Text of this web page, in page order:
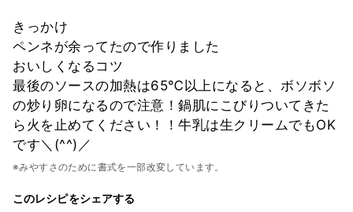
きっかけ
ペンネが余ってたので作りました
おいしくなるコツ
最後のソースの加熱は65℃以上になると、ボソボソ
の炒り卵になるので注意！鍋肌にこびりついてきた
ら火を止めてください！！牛乳は生クリームでもOK
です＼(^^)／
※みやすさのために書式を一部改変しています。
このレシピをシェアする